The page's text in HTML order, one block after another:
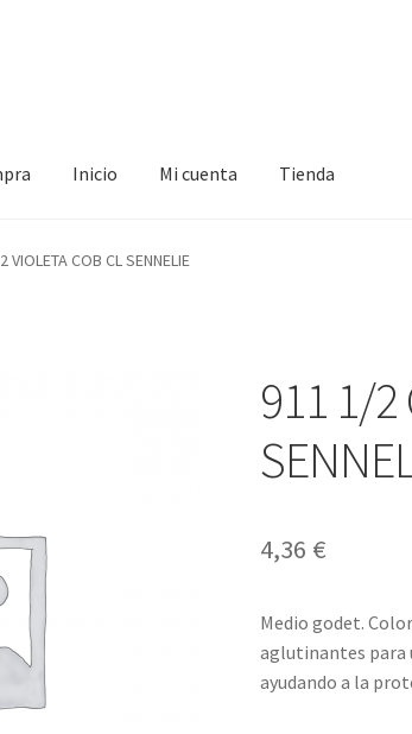
Inicio Mi cuenta Tienda
Mi cuenta Tienda
VIOLETA COB CL SENNELIE
911 1/2
4,36 €
Medio godet.
aglutinantes para
ayudando a la